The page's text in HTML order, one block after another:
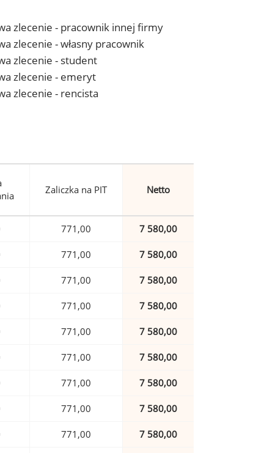
zlecenie - pracownik innej firmy
zlecenie - własny pracownik
zlecenie - student
zlecenie - emeryt
zlecenie - rencista
Zaliczka na PIT Netto
771,00 7 580,00
771,00 7 580,00
771,00 7 580,00
771,00 7 580,00
771,00 7 580,00
771,00 7 580,00
771,00 7 580,00
771,00 7 580,00
771,00 7 580,00